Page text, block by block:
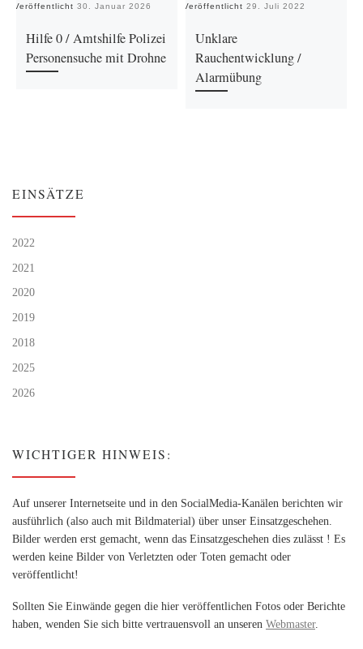
Veröffentlicht 30. Januar 2026
Hilfe 0 / Amtshilfe Polizei
Personensuche mit Drohne
Veröffentlicht 29. Juli 2022
Unklare
Rauchentwicklung /
Alarmübung
EINSÄTZE
2022
2021
2020
2019
2018
2025
2026
WICHTIGER HINWEIS:
Auf unserer Internetseite und in den SocialMedia-Kanälen berichten wir
ausführlich (also auch mit Bildmaterial) über unser Einsatzgeschehen.
Bilder werden erst gemacht, wenn das Einsatzgeschehen dies zulässt ! Es
werden keine Bilder von Verletzten oder Toten gemacht oder
veröffentlicht!
Sollten Sie Einwände gegen die hier veröffentlichen Fotos oder Berichte
haben, wenden Sie sich bitte vertrauensvoll an unseren Webmaster.